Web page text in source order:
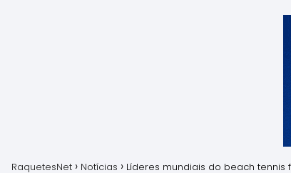
RaquetesNet Notícias Líderes mundiais do beach